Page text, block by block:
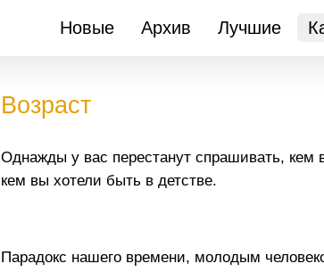
Новые Архив Лучшие
Возраст
Однажды у вас перестанут спрашивать, кем
кем вы хотели быть в детстве.
Парадокс нашего времени, молодым